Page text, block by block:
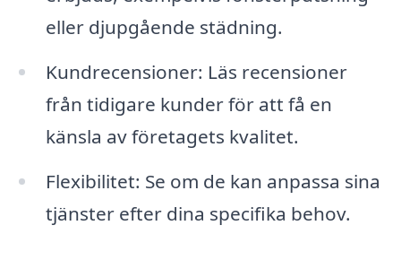
eller djupgående städning.
Kundrecensioner: Läs recensioner
från tidigare kunder för att få en
känsla av företagets kvalitet.
Flexibilitet: Se om de kan anpassa sina
tjänster efter dina specifika behov.